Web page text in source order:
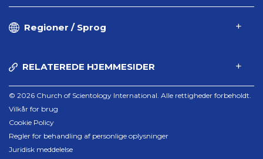
Regioner / Sprog
RELATEREDE HJEMMESIDER
© 2026 Church of Scientology International. Alle rettigheder forbeholdt.
Vilkår for brug
Cookie Policy
Regler for behandling af personlige oplysninger
Juridisk meddelelse